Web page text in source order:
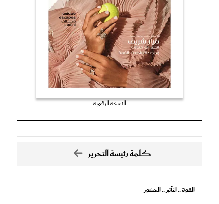
النسخة الرقمية
كلمة رئيسة التحرير
القوة .. التأثير .. الحضور